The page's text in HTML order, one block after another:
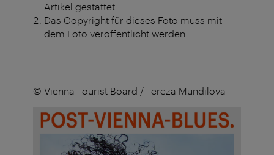
Artikel gestattet.
Das Copyright für dieses Foto muss mit
dem Foto veröffentlicht werden.
© Vienna Tourist Board / Tereza Mundilova